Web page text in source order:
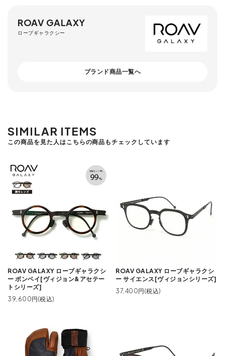
ROAV GALAXY
ローブギャラクシー
ブランド商品一覧へ
SIMILAR ITEMS
この商品を見た人はこちらの商品もチェックしています
ROAV GALAXY ローブギャラクシ
ー ボンベイ[ヴィジョン&アセテー
トシリーズ]
39,600円(税込)
ROAV GALAXY ローブギャラクシ
ー サイエンス[ヴィジョンシリーズ]
37,400円(税込)